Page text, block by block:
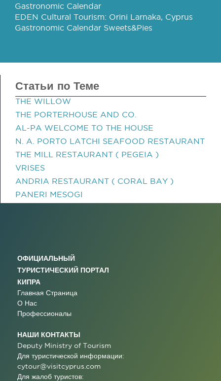
Gastronomic Calendar
EDEN Cultural Tourism: Orini Larnaka, Cyprus
Gastronomic Calendar Sweets&Pies
Статьи по Теме
THE WILLOW
THE PORTERHOUSE AND CO.
AL-PA WELCOME TO THE HOUSE
N. A. PORTO LATCHI SEAFOOD RESTAURANT
THE MILL RESTAURANT ( PEGEIA )
VRISES
ANDRIA RESTAURANT ( CORAL BAY )
PANERI MESOGI
ОФИЦИАЛЬНЫЙ
ТУРИСТИЧЕСКИЙ ПОРТАЛ
КИПРА
Главная Страница
О Нас
Профессионалы
НАШИ КОНТАКТЫ
Deputy Ministry of Tourism
Для туристической информации:
cytour@visitcyprus.com
Для жалоб туристов: